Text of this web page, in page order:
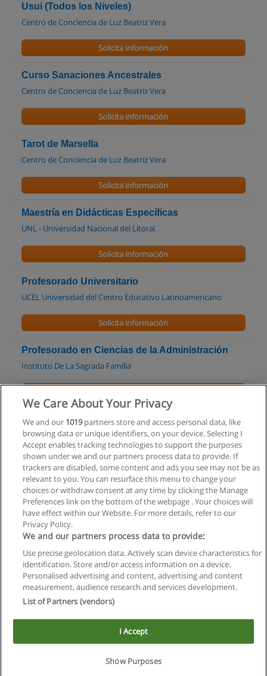
Usui (Todos los Niveles)
Centro de Conciencia de Luz Beatriz Vera
Solicita información
Curso Sanaciones Ancestrales
Centro de Conciencia de Luz Beatriz Vera
Solicita información
Tarot de Marsella
Centro de Conciencia de Luz Beatriz Vera
Solicita información
Maestría en Didácticas Específicas
UNL - Universidad Nacional del Litoral
Solicita información
Profesorado Universitario
UCEL Universidad del Centro Educativo Latinoamericano
Solicita información
Profesorado en Ciencias de la Administración
Instituto De La Sagrada Familia
Curso de Joyería Nivel l
Centro Integral de Joyeria Instituto Crisol
Solicita información
Privacidad de datos
Contactar con Educaedu
Copyright © Educaedu Business S.L. - CIF : B-95610580: -
We Care About Your Privacy
We and our 1019partners store and access personal data, like
browsing data or unique identifiers, on your device. Selecting I
Accept enables tracking technologies to support the purposes
shown under we and our partners process data to provide. If
trackers are disabled, some content and ads you see may not be as
relevant to you. You can resurface this menu to change your
choices or withdraw consent at any time by clicking the Manage
Preferences link on the bottom of the webpage . Your choices will
have effect within our Website. For more details, refer to our
Privacy Policy.
We and our partners process data to provide:
Use precise geolocation data. Actively scan device characteristics for
identification. Store and/or access information on a device.
Personalised advertising and content, advertising and content
measurement, audience research and services development.
List of Partners (vendors)
I Accept
Show Purposes